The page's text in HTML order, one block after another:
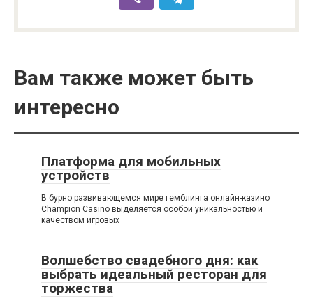
Вам также может быть
интересно
Платформа для мобильных
устройств
В бурно развивающемся мире гемблинга онлайн-казино
Champion Casino выделяется особой уникальностью и
качеством игровых
Волшебство свадебного дня: как
выбрать идеальный ресторан для
торжества